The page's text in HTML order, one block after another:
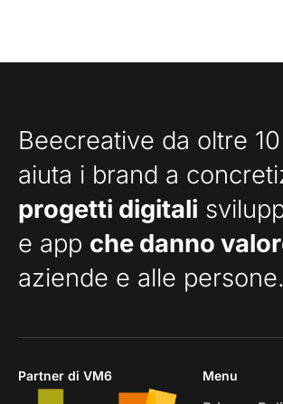
Beecreative da oltre
aiuta i brand a
progetti digitali
e app che danno
aziende e alle persone.
Partner di VM6 Menu